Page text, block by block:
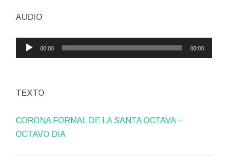
AUDIO
Reproductor
de
00:00 00:00
TEXTO
CORONA FORMAL DE LA SANTA OCTAVA –
OCTAVO DIA